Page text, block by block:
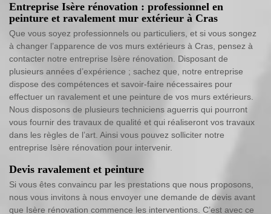
Entreprise Isère rénovation : professionnel en
peinture et ravalement mur extérieur à Cras
Que vous soyez professionnels ou particuliers, et si vous songez
à changer l’apparence de vos murs extérieurs à Cras, pensez à
contacter notre entreprise Isère rénovation. Disposant de
plusieurs années d’expérience ; sachez que, notre entreprise
dispose des compétences et savoir-faire nécessaires pour
effectuer un ravalement et une peinture de vos murs extérieurs.
Nous disposons de plusieurs techniciens aguerris qui pourront
vous fournir des travaux de qualité et qui réaliseront vos travaux
dans les règles de l’art. Ainsi vous pouvez solliciter notre
entreprise Isère rénovation pour intervenir.
Devis ravalement et peinture
Si vous êtes convaincu par les prestations que nous proposons,
nous vous invitons à nous envoyer une demande de devis avant
que Isère rénovation commence les interventions. C’est avec ce